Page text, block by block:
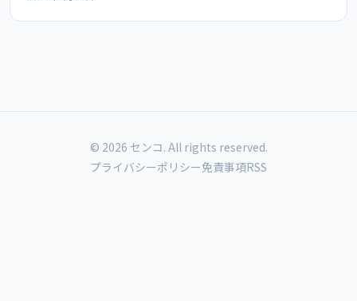
© 2026 センコ. All rights reserved.
プライバシーポリシー免責事項RSS